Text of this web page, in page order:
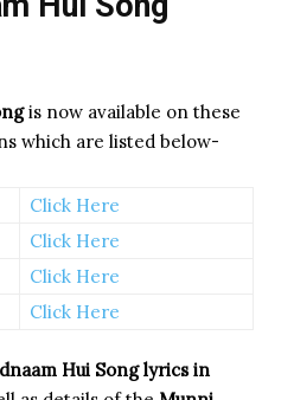
is now available on these
which are listed below-
Click Here
Click Here
Click Here
Click Here
Hui Songlyrics in